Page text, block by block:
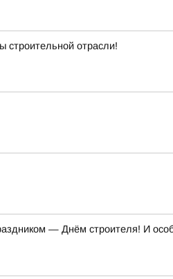
строительной отрасли!
— Днём строителя! И